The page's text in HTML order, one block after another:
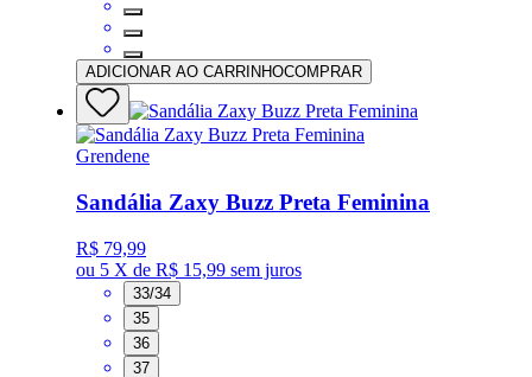
ADICIONAR AO CARRINHOCOMPRAR
Grendene
Sandália Zaxy Buzz Preta Feminina
R$ 79,99
ou 5 X de R$ 15,99 sem juros
33/34
35
36
37